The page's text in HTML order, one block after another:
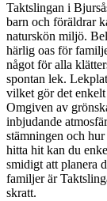
Taktslingan i
barn och föräldrar
naturskön miljö.
härlig oas för
något för alla
spontan lek.
vilket gör det
Omgiven av
inbjudande
stämningen och
hitta hit kan du
smidigt att planera
familjer är
skratt.